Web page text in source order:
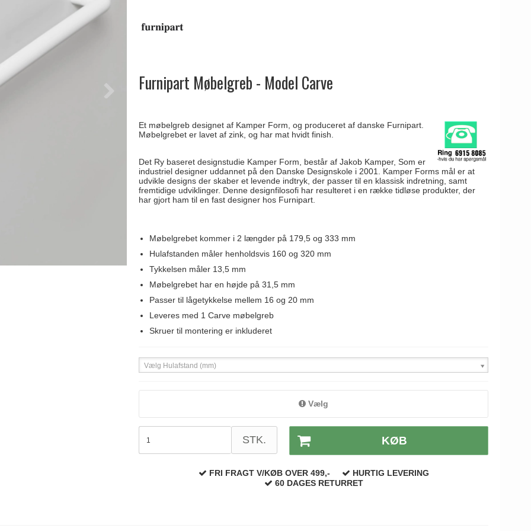
Gio Ponti LAMA FSB dørgreb
Knager & Kroge
Søe-Jensen & Co.
Furnipart Møbelgreb - Model Carve
Et møbelgreb designet af Kamper Form, og produceret af danske Furnipart.
Møbelgrebet er lavet af zink, og har mat hvidt finish.
Det Ry baseret designstudie Kamper Form, består af Jakob Kamper, Som er
industriel designer uddannet på den Danske Designskole i 2001. Kamper Forms mål er at
udvikle designs der skaber et levende indtryk, der passer til en klassisk indretning, samt
fremtidige udviklinger. Denne designfilosofi har resulteret i en række tidløse produkter, der
har gjort ham til en fast designer hos Furnipart.
Møbelgrebet kommer i 2 længder på 179,5 og 333 mm
Hulafstanden måler henholdsvis 160 og 320 mm
Tykkelsen måler 13,5 mm
Møbelgrebet har en højde på 31,5 mm
Passer til lågetykkelse mellem 16 og 20 mm
Leveres med 1 Carve møbelgreb
Skruer til montering er inkluderet
Vælg Hulafstand (mm)
Vælg
STK. KØB
FRI FRAGT V/KØB OVER 499,-
HURTIG LEVERING
60 DAGES RETURRET